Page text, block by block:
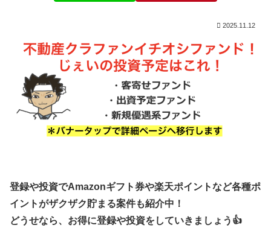
2025.11.12
登録や投資でAmazonギフト券や楽天ポイントなど各種ポ
イントがザクザク貯まる案件も紹介中！
どうせなら、お得に登録や投資をしていきましょう👍